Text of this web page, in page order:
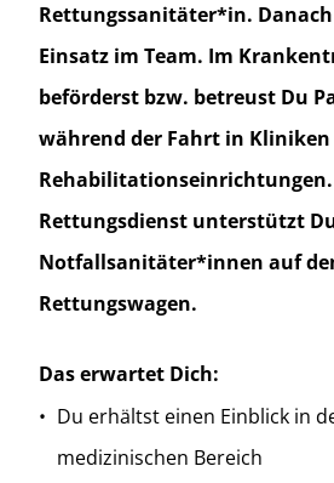
Rettungssanitäter*in.
Einsatz im Team. Im
beförderst bzw. betreust Du
während der Fahrt in Kliniken
Rettungsdienst unterstützt
Notfallsanitäter*innen auf
Rettungswagen.
Das erwartet Dich:
Du erhältst einen Einblick in
medizinischen Bereich